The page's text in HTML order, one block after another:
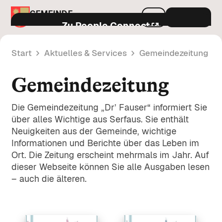
Zu People Connect
Amtstafel
Öffentliche Bekanntmachungen und
amtliche Mitteilungen der Gemeinde.
Neuigkeiten
Aktuelle Informationen und Mitteilungen
aus dem Gemeindeleben.
Gemeindeamt & Politik
Politik & Entscheidungsträger
Infos zu Bürgermeister, Gemeinderat
und den politischen Gremien.
Verordnungen
Leben in Serfaus
Verkehr & Mobilität
Alle Infos zu Parken, FloMobil,
öffentlichem Verkehr und
A-Z
Öffnungszeiten
Kontakt
GEMEINDE
SERFAUS
Start Aktuelles & Services Gemeindezeitung
Gemeindezeitung
Die Gemeindezeitung „Dr’ Fauser“ informiert Sie
über alles Wichtige aus Serfaus. Sie enthält
Neuigkeiten aus der Gemeinde, wichtige
Informationen und Berichte über das Leben im
Ort. Die Zeitung erscheint mehrmals im Jahr. Auf
dieser Webseite können Sie alle Ausgaben lesen
– auch die älteren.